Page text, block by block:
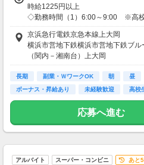
【給与支払】
月1回
【交通費】
※規定内支給
時給1225円以上
◇勤務時間（1）6:00～9:00 ※高
時給1247円以上／高校生時給1247
◇勤務時間（2）9:00～13:00 ※高
時給1225円以上／高校生時給1225
◇勤務時間（3）13:00～17:00 ※高
時給1225円以上／高校生時給1225
◇勤務時間（4）17:00～22:00 ※高
時給1225円以上／高校生時給1225
◇勤務時間（5）22:00～翌3:00 ※
時給1531円以上
京浜急行電鉄京急本線上大岡
横浜市営地下鉄横浜市営地下鉄ブル
（関内－湘南台）上大岡
横浜市営地下鉄横浜市営地下鉄ブル
（関内－湘南台）港南中央
横浜市営地下鉄横浜市営地下鉄ブル
（関内－湘南台）上永谷
京浜急行電鉄京急本線弘明寺
長期 副業・ＷワークOK 朝 昼
ボーナス・昇給あり
未経験歓迎 高校
応募へ進む
アルバイト スーパー・コンビニ あと